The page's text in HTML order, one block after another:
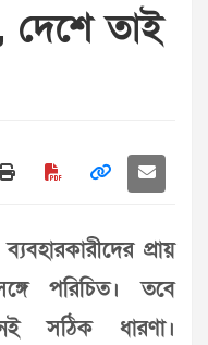
দেশে তাই
প্রায়
পরিচিত। তবে
সঠিক ধারণা।